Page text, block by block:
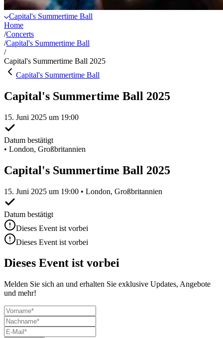
Capital's Summertime Ball
Home
/Concerts
/Capital's Summertime Ball
/
Capital's Summertime Ball 2025
Capital's Summertime Ball
Capital's Summertime Ball 2025
15. Juni 2025 um 19:00
Datum bestätigt
• London, Großbritannien
Capital's Summertime Ball 2025
15. Juni 2025 um 19:00 • London, Großbritannien
Datum bestätigt
Dieses Event ist vorbei
Dieses Event ist vorbei
Dieses Event ist vorbei
Melden Sie sich an und erhalten Sie exklusive Updates, Angebote
und mehr!